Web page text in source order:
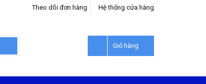
Hệ thống cửa hàng
Theo dõi đơn hàng
Giỏ hàng
LIÊN HỆ ĐẶT HÀNG